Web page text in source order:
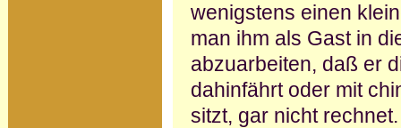
wenigstens einen
man ihm als Gast in
abzuarbeiten, daß er
dahinfährt oder mit
sitzt, gar nicht rechnet.